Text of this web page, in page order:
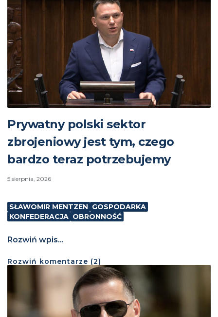
Prywatny polski sektor
zbrojeniowy jest tym, czego
bardzo teraz potrzebujemy
5 sierpnia, 2026
SŁAWOMIR MENTZEN GOSPODARKA
KONFEDERACJA OBRONNOŚĆ
Rozwiń wpis...
Rozwiń komentarze (2)